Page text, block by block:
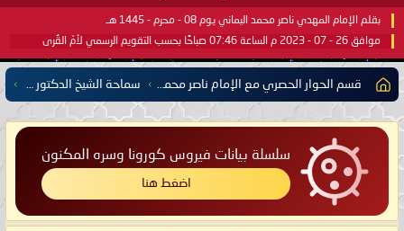
بقلم الإمام المهدي ناصر محمد اليماني يوم 08 - محرم - 1445 هـ
موافق 26 - 07 - 2023 م الساعة 07:46 صباحًا بحسب التقويم الرسمي لأمّ القُرى
سلسلة بيانات فيروس كورونا وسره المكنون
اضغط هنا